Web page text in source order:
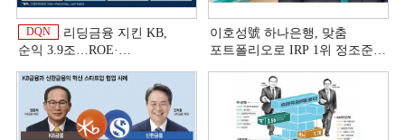
DQN
리딩금융 지킨 KB,
순익 3.9조…ROE·
상반기 금융 리그테이블]
이호성號 하나은행, 맞춤
포트폴리오로 IRP 1위 정조준